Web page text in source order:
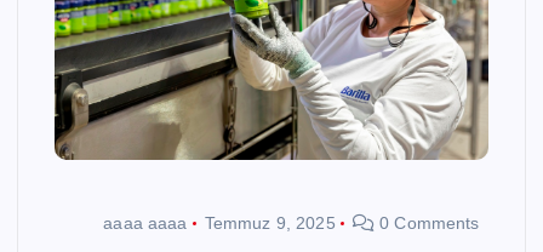
aaaa aaaa Temmuz 9, 2025 0 Comments